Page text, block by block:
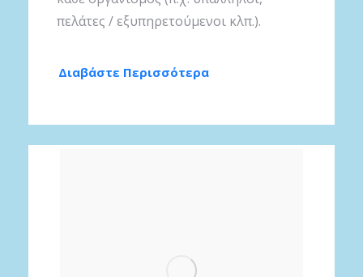
πελάτες / εξυπηρετούμενοι κλπ.).
Διαβάστε Περισσότερα